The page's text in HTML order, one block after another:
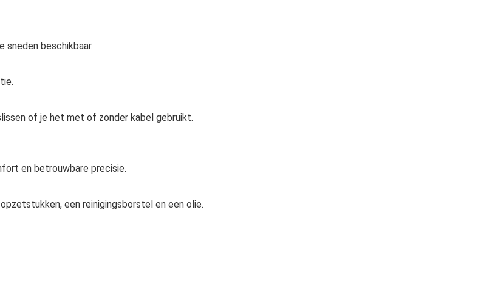
sneden beschikbaar.
of je het met of zonder kabel gebruikt.
en betrouwbare precisie.
een reinigingsborstel en een olie.